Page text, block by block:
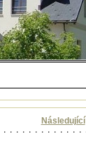
Následující